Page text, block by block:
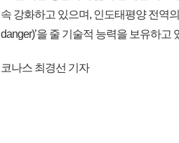
속 강화하고 있으며, 인도태평양 전역
danger)’을 줄 기술적 능력을 보유하고
코나스 최경선 기자